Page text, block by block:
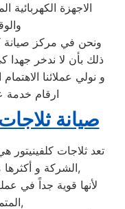
الاجهزة الكهربائية
ونحن في مركز صيانة
ذلك بأن لا ندخر جهدا
و نولي عملائنا
ارقام خدمة
صيانة
الشركة و أكثرها مبيعاً بين بقية المنتجات الأخرى,
لأنها قوية جداً في
المتميزة كتقنية الانفلتر,